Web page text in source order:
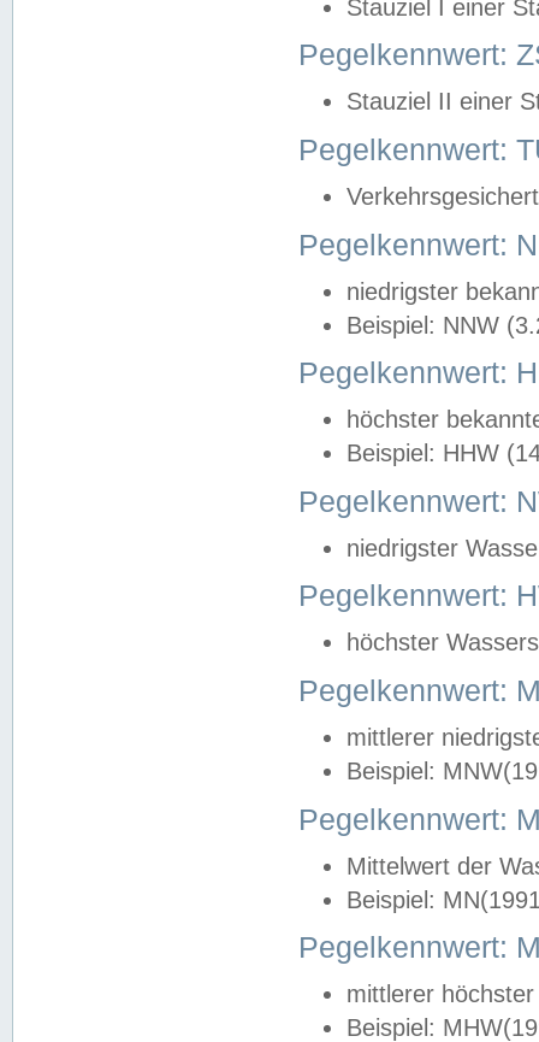
Stauziel I einer
Pegelkennwert:
Stauziel II einer
Pegelkennwert:
Pegelkennwert:
niedrigster
Beispiel: NNW
Pegelkennwert:
höchster
Beispiel: HHW
Pegelkennwert:
niedrigster
Pegelkennwert:
höchster
Pegelkennwert:
mittlerer
Beispiel:
Pegelkennwert:
Mittelwert der
Beispiel:
Pegelkennwert:
mittlerer
Beispiel: